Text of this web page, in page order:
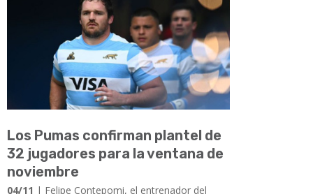
Los Pumas confirman plantel de
32 jugadores para la ventana de
noviembre
04/11 | Felipe Contepomi, el entrenador del